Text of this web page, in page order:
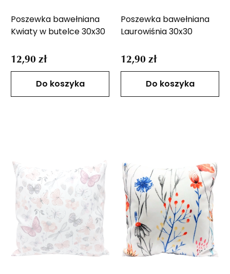
Poszewka bawełniana
Kwiaty w butelce 30x30
12,90 zł
Do koszyka
Poszewka bawełniana
Laurowiśnia 30x30
12,90 zł
Do koszyka